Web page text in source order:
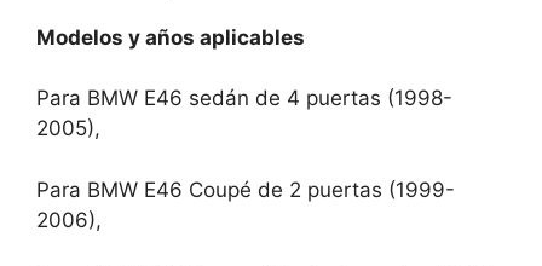
Modelos y años aplicables
Para BMW E46 sedán de 4 puertas (1998-
2005),
Para BMW E46 Coupé de 2 puertas (1999-
2006),